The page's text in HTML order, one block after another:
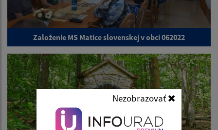
Nezobrazovať
Založenie MS Matice slovenskej v obci 062022